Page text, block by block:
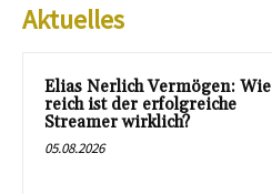
Aktuelles
Elias Nerlich Vermögen: Wie
reich ist der erfolgreiche
Streamer wirklich?
05.08.2026